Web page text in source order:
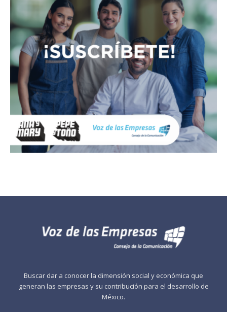
Buscar dar a conocer la dimensión social y económica que
generan las empresas y su contribución para el desarrollo de
México.